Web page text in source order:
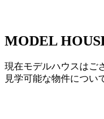
MODEL
現在モデルハウスはご
見学可能な物件につい